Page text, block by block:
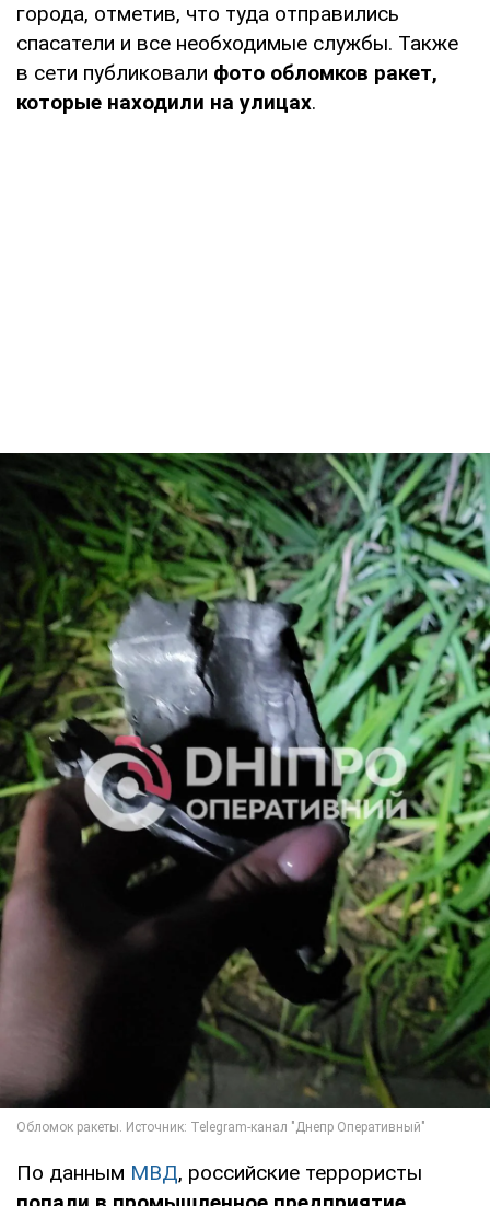
города, отметив, что туда отправились
спасатели и все необходимые службы. Также
в сети публиковали фото обломков ракет,
которые находили на улицах.
По данным МВД, российские террористы